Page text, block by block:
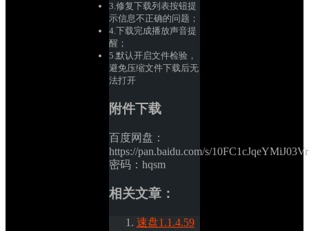
3.修复下载列表按钮提
示信息不正确的问题；
4.下载完成播放声音提
醒；
5.默认开启文件检验，
避免压缩文件下载后无
法打开
附件下载
百度网盘：
https://pan.baidu.com/s/
密码：hqsm
相关文章：
速盘1.1.4.59